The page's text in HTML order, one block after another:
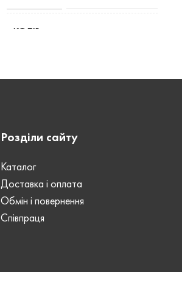
КОЛІР
ЗАСТІБКА
Розділи сайту
Каталог
Доставка і оплата
Обмін і повернення
Співпраця